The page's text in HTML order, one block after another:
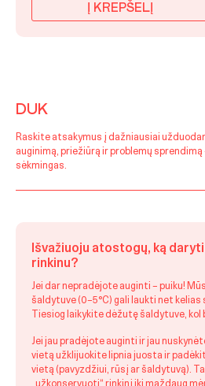
Į KREPŠELĮ
DUK
Raskite atsakymus į dažniausiai
auginimą, priežiūrą ir problemų sprendimą
sėkmingas.
Išvažiuoju atostogų, ką
rinkinu?
Jei dar nepradėjote auginti – puiku!
šaldytuve (0–5 °C) gali laukti net
Tiesiog laikykite dėžutę šaldytuve,
Jei jau pradėjote auginti ir jau
vietą užklijuokite lipnia juosta ir
vietą (pavyzdžiui, rūsį ar šaldytuvą).